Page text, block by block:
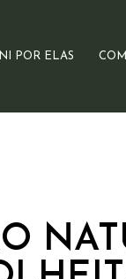
NI POR ELAS